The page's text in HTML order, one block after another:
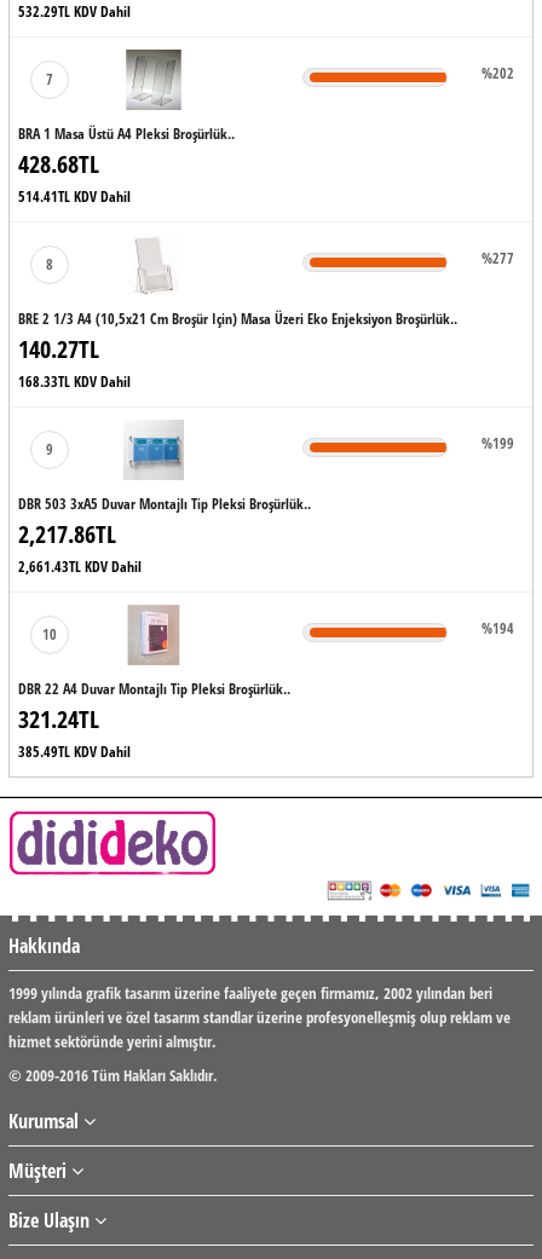
532.29TL KDV Dahil
7
BRA 1 Masa Üstü A4 Pleksi Broşürlük..
428.68TL
514.41TL KDV Dahil
%202
8
BRE 2 1/3 A4 (10,5x21 Cm Broşür Için) Masa Üzeri Eko Enjeksiyon Broşürlük..
140.27TL
168.33TL KDV Dahil
%277
9
DBR 503 3xA5 Duvar Montajlı Tip Pleksi Broşürlük..
2,217.86TL
2,661.43TL KDV Dahil
%199
10
DBR 22 A4 Duvar Montajlı Tip Pleksi Broşürlük..
321.24TL
385.49TL KDV Dahil
%194
Hakkında
1999 yılında grafik tasarım üzerine faaliyete geçen firmamız, 2002 yılından beri
reklam ürünleri ve özel tasarım standlar üzerine profesyonelleşmiş olup reklam ve
hizmet sektöründe yerini almıştır.
© 2009-2016 Tüm Hakları Saklıdır.
Kurumsal
Müşteri
Bize Ulaşın